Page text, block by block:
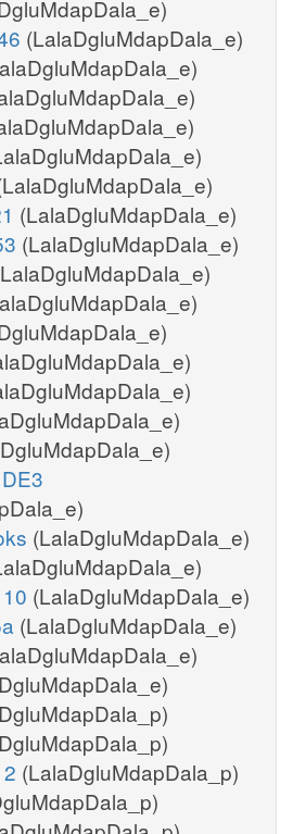
(LalaDgluMdapDala_e)
(LalaDgluMdapDala_e)
(LalaDgluMdapDala_e)
(LalaDgluMdapDala_e)
(LalaDgluMdapDala_e)
(LalaDgluMdapDala_e)
(LalaDgluMdapDala_p)